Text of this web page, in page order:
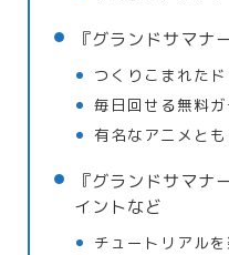
『グランドサマナ
つくりこまれたド
毎日回せる無料ガ
有名なアニメとも
『グランドサマナ
イントなど
チュートリアルを